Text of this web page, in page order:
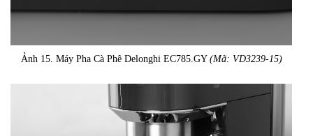
Ảnh 15. Máy Pha Cà Phê Delonghi EC785.GY (Mã: VD3239-15)